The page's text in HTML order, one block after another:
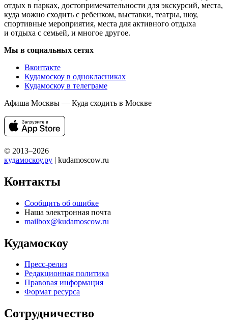
отдых в парках, достопримечательности для экскурсий, места,
куда можно сходить с ребенком, выставки, театры, шоу,
спортивные мероприятия, места для активного отдыха
и отдыха с семьей, и многое другое.
Мы в социальных сетях
Вконтакте
Кудамоскоу в однокласниках
Кудамоскоу в телеграме
Афиша Москвы — Куда сходить в Москве
© 2013–2026
кудамоскоу.ру | kudamoscow.ru
Контакты
Сообщить об ошибке
Наша электронная почта
mailbox@kudamoscow.ru
Кудамоскоу
Пресс-релиз
Редакционная политика
Правовая информация
Формат ресурса
Сотрудничество